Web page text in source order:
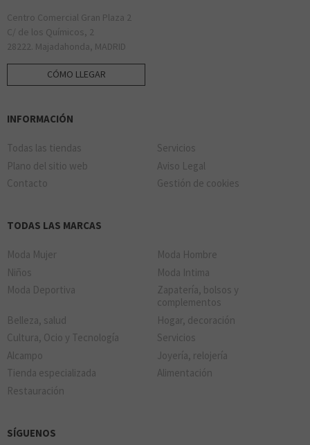
Centro Comercial Gran Plaza 2
C/ de los Químicos, 2
28222. Majadahonda, MADRID
CÓMO LLEGAR
INFORMACIÓN
Todas las tiendas
Servicios
Plano del sitio web
Aviso Legal
Contacto
Gestión de cookies
TODAS LAS MARCAS
Moda Mujer
Moda Hombre
Niños
Moda Intima
Moda Deportiva
Zapatería, bolsos y
complementos
Belleza, salud
Hogar, decoración
Cultura, Ocio y Tecnología
Servicios
Alcampo
Joyería, relojería
Tienda especializada
Alimentación
Restauración
SÍGUENOS